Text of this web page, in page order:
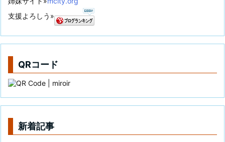
支援よろしう»
QRコード
新着記事